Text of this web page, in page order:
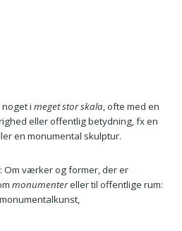
noget i meget stor skala, ofte med en
eller offentlig betydning, fx en
en monumental skulptur.
: Om værker og former, der er
monumentereller til offentlige rum: